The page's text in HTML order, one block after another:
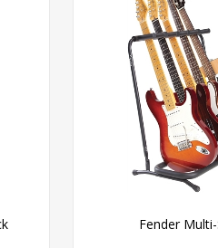
Fender